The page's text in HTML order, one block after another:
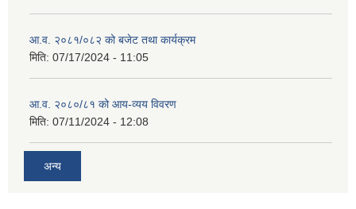
आ.व. २०८१/०८२ को बजेट तथा कार्यक्रम
मिति: 07/17/2024 - 11:05
आ.व. २०८०/८१ को आय-व्यय विवरण
मिति: 07/11/2024 - 12:08
अन्य